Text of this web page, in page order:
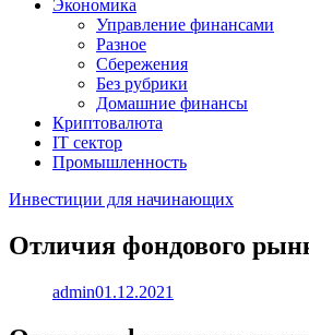
Экономика
Управление финансами
Разное
Сбережения
Без рубрики
Домашние финансы
Криптовалюта
IT сектор
Промышленность
Инвестиции для начинающих
Отличия фондового
admin01.12.2021